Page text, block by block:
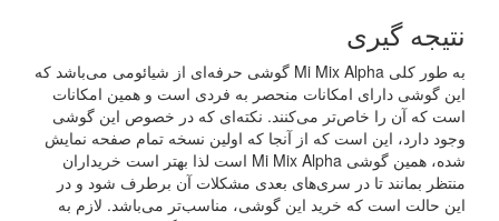
نتیجه گیری
به طور کلی Mi Mix Alpha گوشی حرفه‌ای از شیائومی می‌باشد که
این گوشی دارای امکانات منحصر به فردی است و همین امکانات
است که آن را خاص‌تر می‌کنند. نکته‌ای که در خصوص این گوشی
وجود دارد، این است که از آنجا که اولین نسخه تمام صفحه نمایش
شده، همین گوشی Mi Mix Alpha است لذا بهتر است خریداران
منتظر بمانند تا در سری‌های بعدی مشکلات آن برطرف شود و در
این حالت است که خرید این گوشی، مناسب‌تر می‌باشد. لازم به